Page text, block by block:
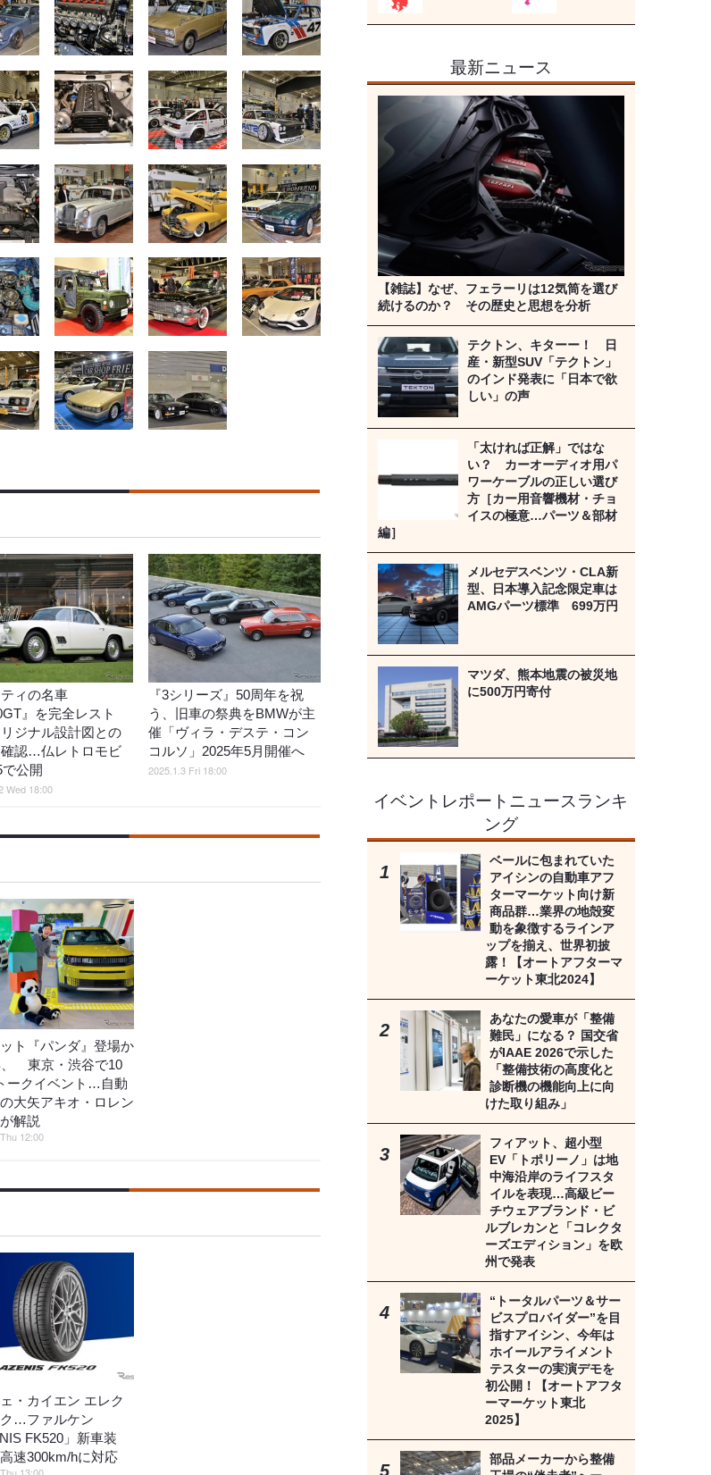
ィの名車
』を完全レスト
ジナル設計図との
認…仏レトロモビ
で公開
Wed 18:00
『3シリーズ』50周年を祝
う、旧車の祭典をBMWが主
催「ヴィラ・デステ・コン
コルソ」2025年5月開催へ
2025.1.3 Fri 18:00
ト『パンダ』登場か
、 東京・渋谷で10
ークイベント…自動
大矢アキオ・ロレン
解説
12:00
・カイエン エレク
ク…ファルケン
FK520」新車装
速300km/hに対応
13:00
最新ニュース
【雑誌】なぜ、フェラーリは12気筒を選び
続けるのか？ その歴史と思想を分析
テクトン、キターー！ 日
産・新型SUV「テクトン」
のインド発表に「日本で欲
しい」の声
「太ければ正解」ではな
い？ カーオーディオ用パ
ワーケーブルの正しい選び
方［カー用音響機材・チョ
イスの極意…パーツ＆部材
編］
メルセデスベンツ・CLA新
型、日本導入記念限定車は
AMGパーツ標準 699万円
マツダ、熊本地震の被災地
に500万円寄付
イベントレポートニュースランキ
ング
ベールに包まれていた
アイシンの自動車アフ
ターマーケット向け新
商品群…業界の地殻変
動を象徴するラインア
ップを揃え、世界初披
露！【オートアフターマ
ーケット東北2024】
あなたの愛車が「整備
難民」になる？ 国交省
がIAAE 2026で示した
「整備技術の高度化と
診断機の機能向上に向
けた取り組み」
フィアット、超小型
EV「トポリーノ」は地
中海沿岸のライフスタ
イルを表現…高級ビー
チウェアブランド・ビ
ルブレカンと「コレクタ
ーズエディション」を欧
州で発表
“トータルパーツ＆サー
ビスプロバイダー”を目
指すアイシン、今年は
ホイールアライメント
テスターの実演デモを
初公開！【オートアフタ
ーマーケット東北
2025】
部品メーカーから整備